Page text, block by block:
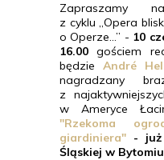
Zapraszamy
z cyklu „Opera
o Operze…” - 10
16.00gościem
będzie André
nagradzany
z
w Ameryce
"Rzekoma
giardiniera" - już
Śląskiej w